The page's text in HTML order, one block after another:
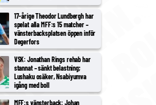
17-årige Theodor Lundbergh har
spelat alla MFF:s 15 matcher –
vänsterbacksplatsen öppen inför
Degerfors
VSK: Jonathan Rings rehab har
stannat – sänkt belastning;
Lushaku osäker, Nsabiyumva
igång med boll
MFF:s vänsterback: Johan